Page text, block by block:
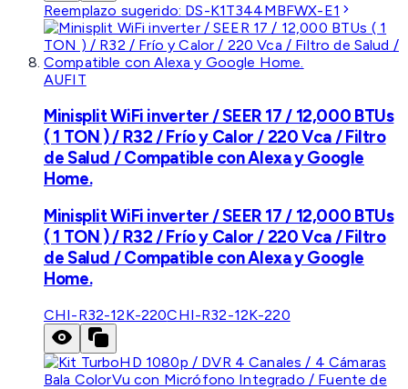
Reemplazo sugerido: DS-K1T344MBFWX-E1
AUFIT
Minisplit WiFi inverter / SEER 17 / 12,000 BTUs
( 1 TON ) / R32 / Frío y Calor / 220 Vca / Filtro
de Salud / Compatible con Alexa y Google
Home.
Minisplit WiFi inverter / SEER 17 / 12,000 BTUs
( 1 TON ) / R32 / Frío y Calor / 220 Vca / Filtro
de Salud / Compatible con Alexa y Google
Home.
CHI-R32-12K-220CHI-R32-12K-220